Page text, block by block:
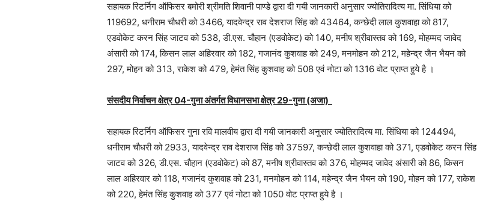
सहायक रिटर्निग ऑफिसर बमोरी श्रीमति शिवानी पाण्‍डे द्वारा दी गयी जानकारी अनुसार ज्‍योतिरादित्‍य मा. सिंधिया को
119692, धनीराम चौधरी को 3466, यादवेन्‍द्र राव देशराज सिंह को 43464, कन्‍छेदी लाल कुशवाहा को 817,
एडवोकेट करन सिंह जाटव को 538, डी.एस. चौहान (एडवोकेट) को 140, मनीष श्रीवास्‍तव को 169, मोहम्‍मद जावेद
अंसारी को 174, किसन लाल अहिरवार को 182, गजानंद कुशवाह को 249, मनमोहन को 212, महेन्‍द्र जैन भैयन को
297, मोहन को 313, राकेश को 479, हेमंत सिंह कुशवाह को 508 एवं नोटा को 1316 वोट प्राप्‍त हुये है ।
संसदीय निर्वाचन क्षेत्र 04-गुना अंतर्गत विधानसभा क्षेत्र 29-गुना (अजा)
सहायक रिटर्निग ऑफिसर गुना रवि मालवीय द्वारा दी गयी जानकारी अनुसार ज्‍योतिरादित्‍य मा. सिंधिया को 124494,
धनीराम चौधरी को 2933, यादवेन्‍द्र राव देशराज सिंह को 37597, कन्‍छेदी लाल कुशवाहा को 371, एडवोकेट करन सिंह
जाटव को 326, डी.एस. चौहान (एडवोकेट) को 87, मनीष श्रीवास्‍तव को 376, मोहम्‍मद जावेद अंसारी को 86, किसन
लाल अहिरवार को 118, गजानंद कुशवाह को 231, मनमोहन को 114, महेन्‍द्र जैन भैयन को 190, मोहन को 177, राकेश
को 220, हेमंत सिंह कुशवाह को 377 एवं नोटा को 1050 वोट प्राप्‍त हुये है ।